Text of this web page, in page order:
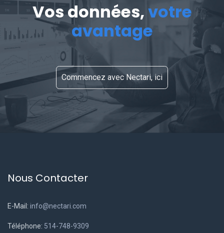
Vos données,votre
avantage
Commencez avec Nectari, ici
Nous Contacter
E-Mail: info@nectari.com
Téléphone: 514-748-9309